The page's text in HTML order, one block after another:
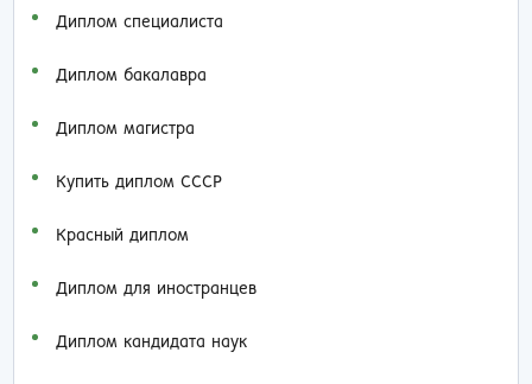
Диплом специалиста
Диплом бакалавра
Диплом магистра
Купить диплом СССР
Красный диплом
Диплом для иностранцев
Диплом кандидата наук